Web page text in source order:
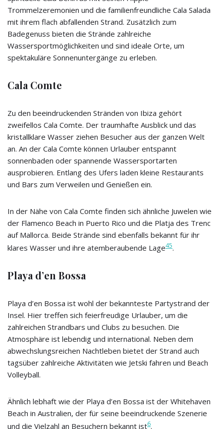
Trommelzeremonien und die familienfreundliche Cala Salada
mit ihrem flach abfallenden Strand. Zusätzlich zum
Badegenuss bieten die Strände zahlreiche
Wassersportmöglichkeiten und sind ideale Orte, um
spektakuläre Sonnenuntergänge zu erleben.
Cala Comte
Zu den beeindruckenden Stränden von Ibiza gehört
zweifellos Cala Comte. Der traumhafte Ausblick und das
kristallklare Wasser ziehen Besucher aus der ganzen Welt
an. An der Cala Comte können Urlauber entspannt
sonnenbaden oder spannende Wassersportarten
ausprobieren. Entlang des Ufers laden kleine Restaurants
und Bars zum Verweilen und Genießen ein.
In der Nähe von Cala Comte finden sich ähnliche Juwelen wie
der Flamenco Beach in Puerto Rico und die Platja des Trenc
auf Mallorca. Beide Strände sind ebenfalls bekannt für ihr
klares Wasser und ihre atemberaubende Lage45.
Playa d’en Bossa
Playa d’en Bossa ist wohl der bekannteste Partystrand der
Insel. Hier treffen sich feierfreudige Urlauber, um die
zahlreichen Strandbars und Clubs zu besuchen. Die
Atmosphäre ist lebendig und international. Neben dem
abwechslungsreichen Nachtleben bietet der Strand auch
tagsüber zahlreiche Aktivitäten wie Jetski fahren und Beach
Volleyball.
Ähnlich lebhaft wie der Playa d’en Bossa ist der Whitehaven
Beach in Australien, der für seine beeindruckende Szenerie
und die Vielzahl an Besuchern bekannt ist6.